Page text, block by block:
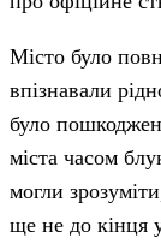
Місто було
впізнавали
було
міста часом
могли
ще не до кінця